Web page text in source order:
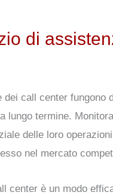
di
call center
lungo termine.
delle loro
nel mercato
center è un modo